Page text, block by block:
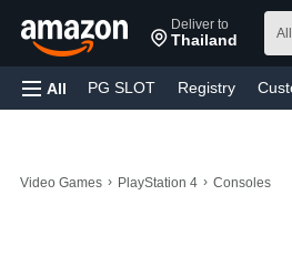
Deliver to
Thailand All
All PG SLOT Registry
Video Games › PlayStation 4 › Consoles